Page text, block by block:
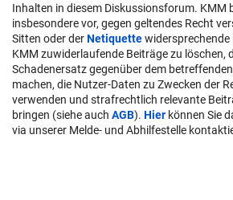
Inhalten in diesem Diskussionsforum. KMM
insbesondere vor, gegen geltendes Recht
Sitten oder derNetiquettewidersprechende
KMM zuwiderlaufende Beiträge zu löschen,
Schadenersatz gegenüber dem
machen, die Nutzer-Daten zu Zwecken der
verwenden und strafrechtlich relevante
bringen (siehe auch AGB). Hier können Sie
via unserer Melde- und Abhilfestelle